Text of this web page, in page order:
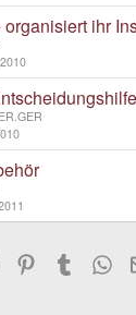
ihr
PinterestTumblr